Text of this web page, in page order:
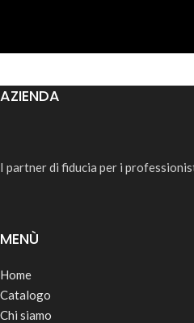
AZIENDA
I partner di fiducia per i
MENÙ
Home
Catalogo
Chi siamo